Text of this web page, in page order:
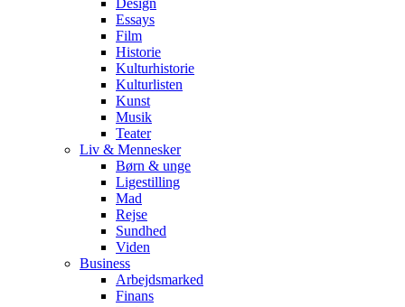
Design
Essays
Film
Historie
Kulturhistorie
Kulturlisten
Kunst
Musik
Teater
Liv & Mennesker
Børn & unge
Ligestilling
Mad
Rejse
Sundhed
Viden
Business
Arbejdsmarked
Finans